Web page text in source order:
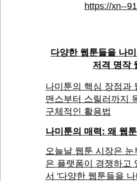
https://xn--
다양한 웹툰들을 나
저격 명작
나미툰의 핵심 장점과
맨스부터 스릴러까지
구체적인 활용법
나미툰의 매력: 왜 웹
오늘날 웹툰 시장은
은 플랫폼이 경쟁하고
서 '다양한 웹툰들을